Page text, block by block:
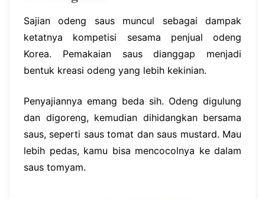
Sajian odeng saus muncul sebagai dampak
ketatnya kompetisi sesama penjual odeng
Korea. Pemakaian saus dianggap menjadi
bentuk kreasi odeng yang lebih kekinian.
Penyajiannya emang beda sih. Odeng digulung
dan digoreng, kemudian dihidangkan bersama
saus, seperti saus tomat dan saus mustard. Mau
lebih pedas, kamu bisa mencocolnya ke dalam
saus tomyam.